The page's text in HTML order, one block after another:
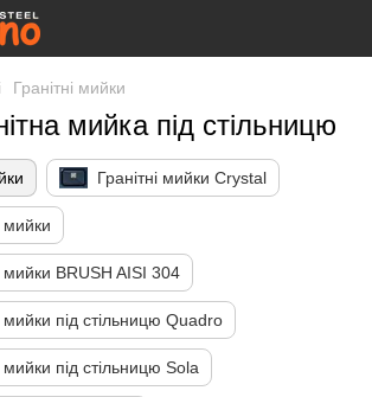
Гранітні мийки
мийка під стільницю
Гранітні мийки Crystal
мийки
мийки BRUSH AISI 304
мийки під стільницю Quadro
під стільницю Sola